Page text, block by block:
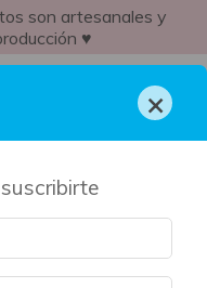
son artesanales y
♥
×